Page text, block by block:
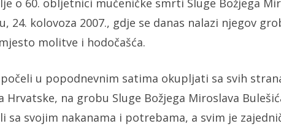
o 60. obljetnici mučeničke smrti Sluge Božjega
24. kolovoza 2007., gdje se danas nalazi njegov
molitve i hodočašća.
u popodnevnim satima okupljati sa svih
Hrvatske, na grobu Sluge Božjega Miroslava
sa svojim nakanama i potrebama, a svim je